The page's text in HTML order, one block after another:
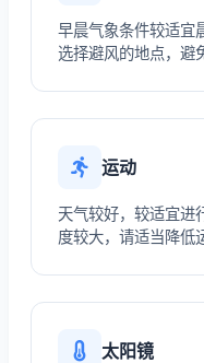
早晨气象条件较适宜
选择避风的地点，避
运动
天气较好，较适宜进
度较大，请适当降低
太阳镜